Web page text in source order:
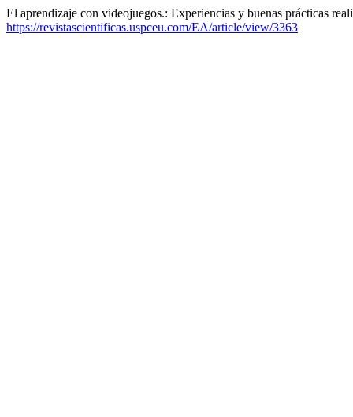
El aprendizaje con videojuegos.: Experiencias y buenas prácticas
https://revistascientificas.uspceu.com/EA/article/view/3363